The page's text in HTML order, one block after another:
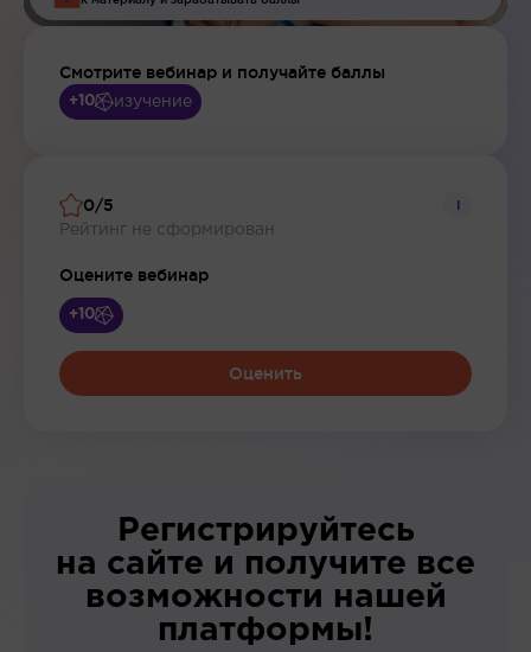
Смотрите вебинар и получайте баллы
+10 изучение
0/5
Рейтинг не сформирован
i
Оцените вебинар
+10
Оценить
Регистрируйтесь
на сайте и получите все
возможности нашей
платформы!